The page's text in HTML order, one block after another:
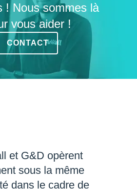
! Nous sommes là
vous aider !
CONTACT
et G&D opèrent
sous la même
dans le cadre de